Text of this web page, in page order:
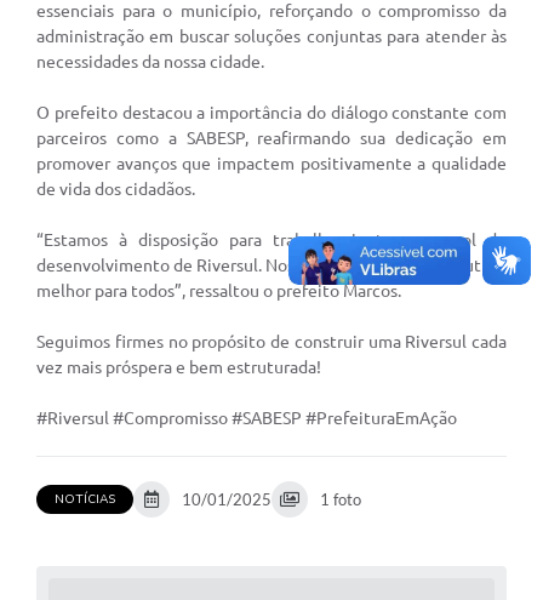
Telefones Úteis
Sites utilitarios
Audiências Públicas
Plano de contratação anual/2026
Coleta de Lixo
Plantão Farmácias e Saúde
Coleta de exames laboratoriais
Trasporte rural
essenciais para o município, reforçando o compromisso da
administração em buscar soluções conjuntas para atender às
necessidades da nossa cidade.
O prefeito destacou a importância do diálogo constante com
parceiros como a SABESP, reafirmando sua dedicação em
promover avanços que impactem positivamente a qualidade
de vida dos cidadãos.
“Estamos à disposição para trabalhar juntos em prol do
desenvolvimento de Riversul. Nosso foco é garantir um futuro
melhor para todos”, ressaltou o prefeito Marcos.
Seguimos firmes no propósito de construir uma Riversul cada
vez mais próspera e bem estruturada!
#Riversul #Compromisso #SABESP #PrefeituraEmAção
NOTÍCIAS 10/01/2025 1 foto